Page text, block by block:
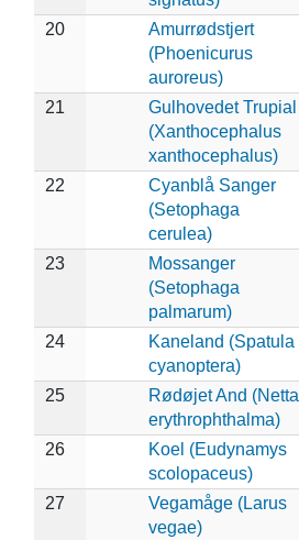
20
Amurrødstjert
(Phoenicurus
auroreus)
21
Gulhovedet Trupial
(Xanthocephalus
xanthocephalus)
22
Cyanblå Sanger
(Setophaga
cerulea)
23
Mossanger
(Setophaga
palmarum)
24
Kaneland (Spatula
cyanoptera)
25
Rødøjet And (Netta
erythrophthalma)
26
Koel (Eudynamys
scolopaceus)
27
Vegamåge (Larus
vegae)